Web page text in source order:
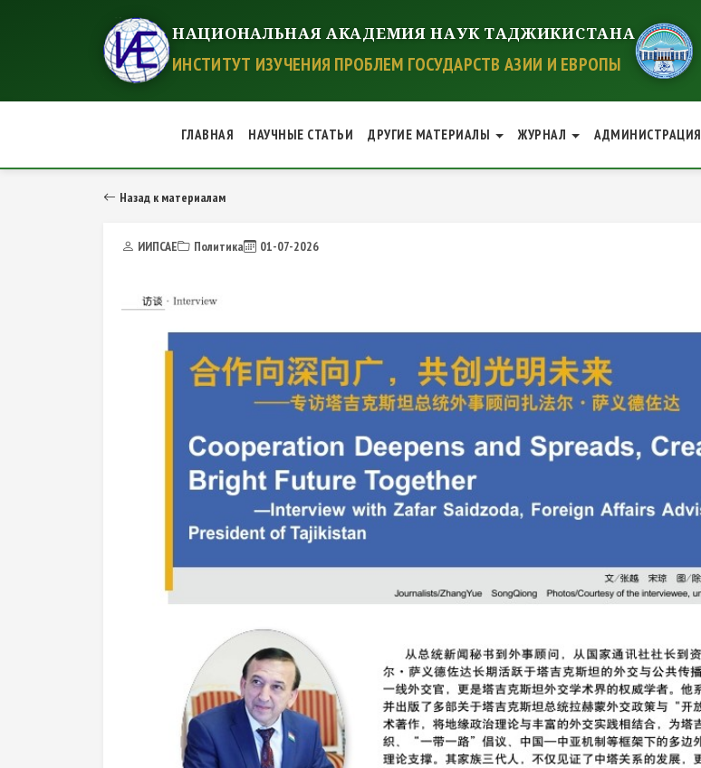
НАЦИОНАЛЬНАЯ АКАДЕМИЯ НАУК ТАДЖИКИСТАНА
ИНСТИТУТ ИЗУЧЕНИЯ ПРОБЛЕМ ГОСУДАРСТВ АЗИИ И ЕВРОПЫ
ГЛАВНАЯ НАУЧНЫЕ СТАТЬИ ДРУГИЕ МАТЕРИАЛЫ ЖУРНАЛ АДМИНИСТРАЦИЯ
Назад к материалам
ИИПСАЕ Политика 01-07-2026